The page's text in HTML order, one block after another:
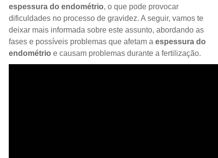
espessura do endométrio, o que pode provocar
dificuldades no processo de gravidez. A seguir, vamos te
deixar mais informada sobre este assunto, abordando as
fases e possíveis problemas que afetam a espessura do
endométrio e causam problemas durante a fertilização.